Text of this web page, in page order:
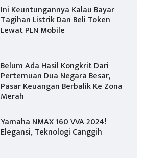
Ini Keuntungannya Kalau Bayar
Tagihan Listrik Dan Beli Token
Lewat PLN Mobile
Belum Ada Hasil Kongkrit Dari
Pertemuan Dua Negara Besar,
Pasar Keuangan Berbalik Ke Zona
Merah
Yamaha NMAX 160 VVA 2024!
Elegansi, Teknologi Canggih